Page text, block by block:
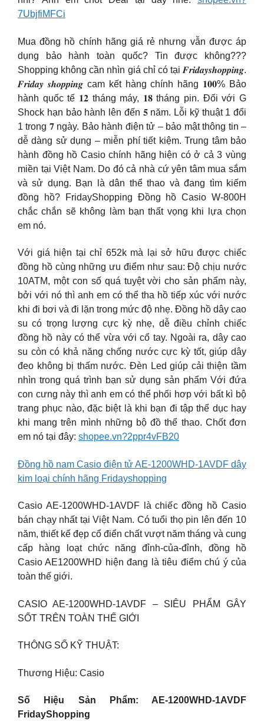
7UbjfiMFCi
Mua đồng hồ chính hãng giá rẻ nhưng vẫn được áp
dụng bảo hành toàn quốc? Tin được không???
Shopping không cần nhìn giá chỉ có tại 𝑭𝒓𝒊𝒅𝒂𝒚𝒔𝒉𝒐𝒑𝒑𝒊𝒏𝒈.
𝑭𝒓𝒊𝒅𝒂𝒚 𝒔𝒉𝒐𝒑𝒑𝒊𝒏𝒈 cam kết hàng chính hãng 𝟏𝟎𝟎% Bảo
hành quốc tế 𝟏𝟐 tháng máy, 𝟏𝟖 tháng pin. Đối với G
Shock hạn bảo hành lên đến 𝟓 năm. Lỗi kỹ thuật 1 đổi
1 trong 𝟕 ngày. Bảo hành điện tử – bảo mật thông tin –
dễ dàng sử dụng – miễn phí tiết kiệm. Trung tâm bảo
hành đồng hồ Casio chính hãng hiện có ở cả 3 vùng
miền tại Việt Nam. Do đó cả nhà cứ yên tâm mua sắm
và sử dụng. Bạn là dân thể thao và đang tìm kiếm
đồng hồ? FridayShopping Đồng hồ Casio W-800H
chắc chắn sẽ không làm bạn thất vọng khi lựa chọn
em nó.
Với giá hiện tại chỉ 652k mà lại sở hữu được chiếc
đồng hồ cùng những ưu điểm như sau: Độ chịu nước
10ATM, một con số quá tuyệt vời cho sản phẩm này,
bởi với nó thì anh em có thể tha hồ tiếp xúc với nước
khi đi bơi và đi lặn trong mức độ nhẹ. Đồng hồ dây cao
su có trọng lượng cực kỳ nhẹ, dễ điều chỉnh chiếc
đồng hồ này có thể vừa với cổ tay. Ngoài ra, dây cao
su còn có khả năng chống nước cực kỳ tốt, giúp dây
đeo không bị thấm nước. Đèn Led giúp cải thiện tầm
nhìn trong quá trình bạn sử dụng sản phẩm Với đứa
con cưng này thì anh em có thể phối hơp với bất kì bộ
trang phục nào, đặc biệt là khi bạn đi tập thể dục hay
khi mang trên mình những bộ đồ thể thao. Chốt đơn
em nó tại đây: shopee.vn?2ppr4vFB20
Đồng hồ nam Casio điện tử AE-1200WHD-1AVDF dây
kim loại chính hãng Fridayshopping
Casio AE-1200WHD-1AVDF là chiếc đồng hồ Casio
bán chạy nhất tại Việt Nam. Có tuổi thọ pin lên đến 10
năm, thiết kế đẹp cổ điển chất vượt năm tháng và cung
cấp hàng loạt chức năng đỉnh-của-đỉnh, đồng hồ
Casio AE1200WHD hiện đang là tiêu điểm chú ý của
toàn thế giới.
CASIO AE-1200WHD-1AVDF – SIÊU PHẨM GÂY
SỐT TRÊN TOÀN THẾ GIỚI
THÔNG SỐ KỸ THUẬT:
Thương Hiệu: Casio
Số Hiệu Sản Phẩm: AE-1200WHD-1AVDF
FridayShopping